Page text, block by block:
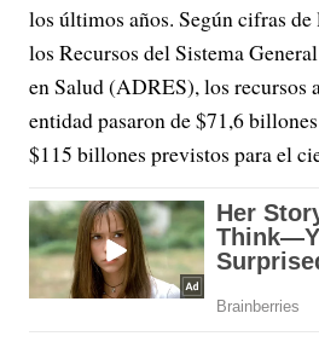
los últimos años. Según cifras
los Recursos del Sistema
en Salud (ADRES), los recursos
entidad pasaron de $71,6
$115 billones previstos para el